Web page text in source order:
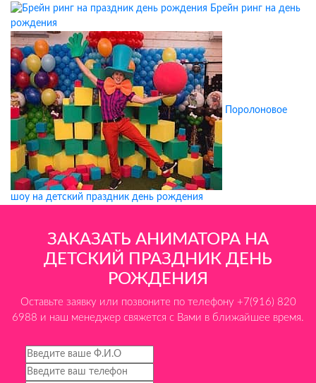
Брейн ринг на день
рождения
Поролоновое
шоу на детский праздник день рождения
ЗАКАЗАТЬ АНИМАТОРА НА
ДЕТСКИЙ ПРАЗДНИК ДЕНЬ
РОЖДЕНИЯ
Оставьте заявку или позвоните по телефону +7(916) 820
6988 и наш менеджер свяжется с Вами в ближайшее время.